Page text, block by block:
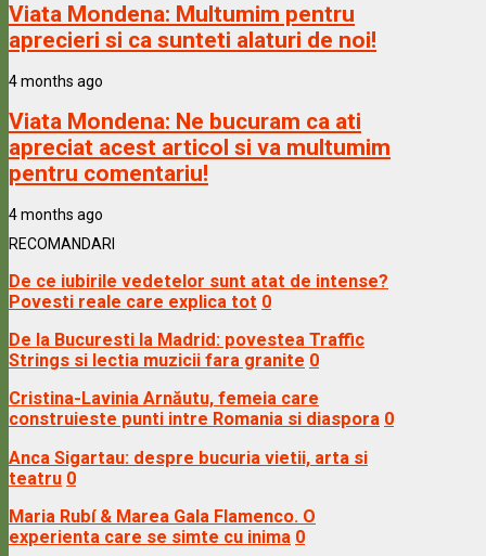
Viata Mondena: Multumim pentru
aprecieri si ca sunteti alaturi de noi!
4 months ago
Viata Mondena: Ne bucuram ca ati
apreciat acest articol si va multumim
pentru comentariu!
4 months ago
RECOMANDARI
De ce iubirile vedetelor sunt atat de intense?
Povesti reale care explica tot 0
De la Bucuresti la Madrid: povestea Traffic
Strings si lectia muzicii fara granite 0
Cristina-Lavinia Arnăutu, femeia care
construieste punti intre Romania si diaspora 0
Anca Sigartau: despre bucuria vietii, arta si
teatru 0
Maria Rubí & Marea Gala Flamenco. O
experienta care se simte cu inima 0